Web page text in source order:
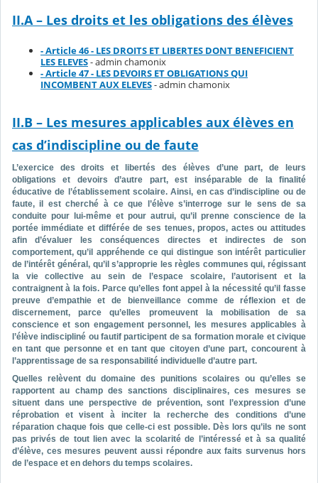
II.A – Les droits et les obligations des élèves
- Article 46 - LES DROITS ET LIBERTES DONT BENEFICIENT
LES ELEVES- admin chamonix
- Article 47 - LES DEVOIRS ET OBLIGATIONS QUI
INCOMBENT AUX ELEVES- admin chamonix
II.B – Les mesures applicables aux élèves en
cas d’indiscipline ou de faute
L’exercice des droits et libertés des élèves d’une part, de leurs
obligations et devoirs d’autre part, est inséparable de la finalité
éducative de l’établissement scolaire. Ainsi, en cas d’indiscipline ou de
faute, il est cherché à ce que l’élève s’interroge sur le sens de sa
conduite pour lui-même et pour autrui, qu’il prenne conscience de la
portée immédiate et différée de ses tenues, propos, actes ou attitudes
afin d’évaluer les conséquences directes et indirectes de son
comportement, qu’il appréhende ce qui distingue son intérêt particulier
de l’intérêt général, qu’il s’approprie les règles communes qui, régissant
la vie collective au sein de l’espace scolaire, l’autorisent et la
contraignent à la fois. Parce qu’elles font appel à la nécessité qu’il fasse
preuve d’empathie et de bienveillance comme de réflexion et de
discernement, parce qu’elles promeuvent la mobilisation de sa
conscience et son engagement personnel, les mesures applicables à
l’élève indiscipliné ou fautif participent de sa formation morale et civique
en tant que personne et en tant que citoyen d’une part, concourent à
l’apprentissage de sa responsabilité individuelle d’autre part.
Quelles relèvent du domaine des punitions scolaires ou qu’elles se
rapportent au champ des sanctions disciplinaires, ces mesures se
situent dans une perspective de prévention, sont l’expression d’une
réprobation et visent à inciter la recherche des conditions d’une
réparation chaque fois que celle-ci est possible. Dès lors qu’ils ne sont
pas privés de tout lien avec la scolarité de l’intéressé et à sa qualité
d’élève, ces mesures peuvent aussi répondre aux faits survenus hors
de l’espace et en dehors du temps scolaires.